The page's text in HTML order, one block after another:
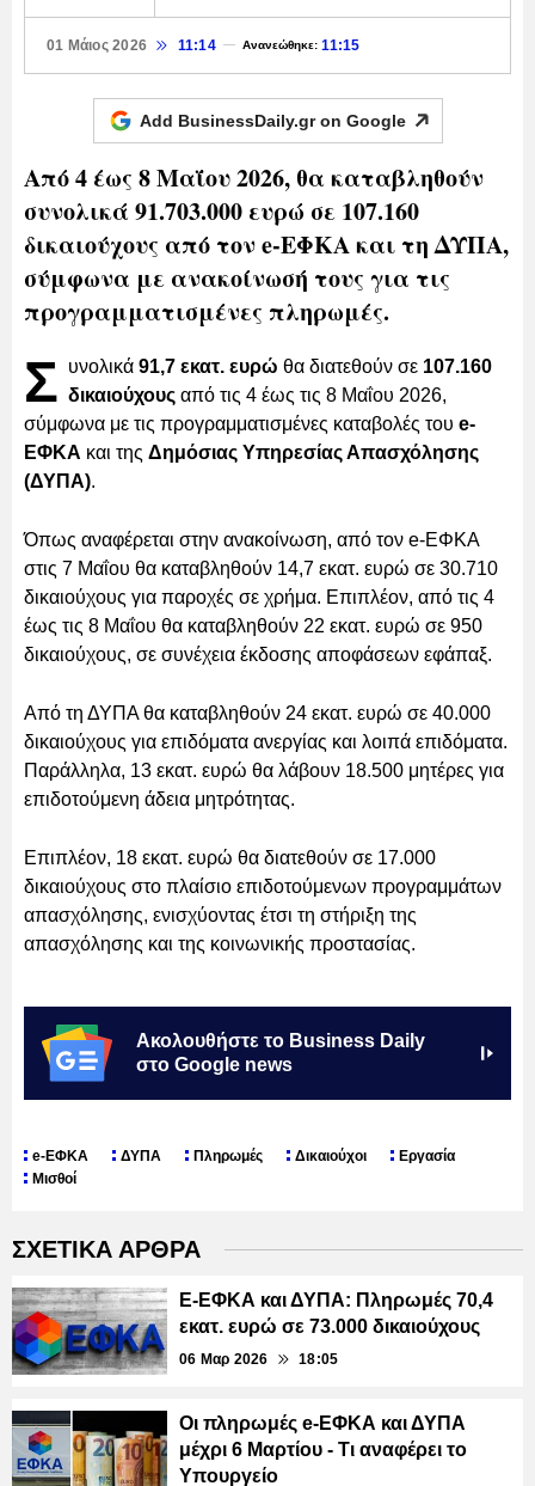
01 Μάιος 2026 11:14 Ανανεώθηκε:11:15
Add BusinessDaily.gr on Google
Από 4 έως 8 Μαΐου 2026, θα καταβληθούν
συνολικά 91.703.000 ευρώ σε 107.160
δικαιούχους από τον e-ΕΦΚΑ και τη ΔΥΠΑ,
σύμφωνα με ανακοίνωσή τους για τις
προγραμματισμένες πληρωμές.
Σ υνολικά 91,7 εκατ. ευρώ θα διατεθούν σε 107.160
δικαιούχους από τις 4 έως τις 8 Μαΐου 2026,
σύμφωνα με τις προγραμματισμένες καταβολές του e-
ΕΦΚΑ και της Δημόσιας Υπηρεσίας Απασχόλησης
(ΔΥΠΑ).
Όπως αναφέρεται στην ανακοίνωση, από τον e-ΕΦΚΑ
στις 7 Μαΐου θα καταβληθούν 14,7 εκατ. ευρώ σε 30.710
δικαιούχους για παροχές σε χρήμα. Επιπλέον, από τις 4
έως τις 8 Μαΐου θα καταβληθούν 22 εκατ. ευρώ σε 950
δικαιούχους, σε συνέχεια έκδοσης αποφάσεων εφάπαξ.
Από τη ΔΥΠΑ θα καταβληθούν 24 εκατ. ευρώ σε 40.000
δικαιούχους για επιδόματα ανεργίας και λοιπά επιδόματα.
Παράλληλα, 13 εκατ. ευρώ θα λάβουν 18.500 μητέρες για
επιδοτούμενη άδεια μητρότητας.
Επιπλέον, 18 εκατ. ευρώ θα διατεθούν σε 17.000
δικαιούχους στο πλαίσιο επιδοτούμενων προγραμμάτων
απασχόλησης, ενισχύοντας έτσι τη στήριξη της
απασχόλησης και της κοινωνικής προστασίας.
Ακολουθήστε το Business Daily
στο Google news
e-ΕΦΚΑ ΔΥΠΑ Πληρωμές Δικαιούχοι
Εργασία
Μισθοί
ΣΧΕΤΙΚΑ ΑΡΘΡΑ
E-ΕΦΚΑ και ΔΥΠΑ: Πληρωμές 70,4
εκατ. ευρώ σε 73.000 δικαιούχους
06 Μαρ 2026 18:05
Οι πληρωμές e-ΕΦΚΑ και ΔΥΠΑ
μέχρι 6 Μαρτίου - Τι αναφέρει το
Υπουργείο